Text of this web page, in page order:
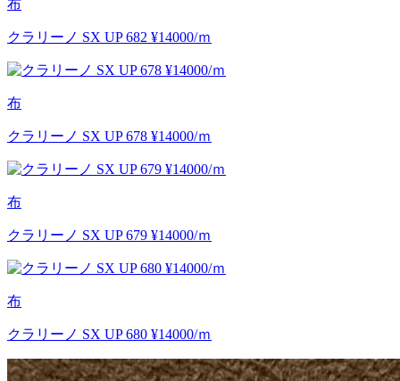
布
クラリーノ SX UP 682 ¥14000/ｍ
布
クラリーノ SX UP 678 ¥14000/ｍ
布
クラリーノ SX UP 679 ¥14000/ｍ
布
クラリーノ SX UP 680 ¥14000/ｍ